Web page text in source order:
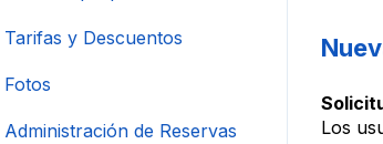
Los
Tarifas y Descuentos
Fotos
Administración de Reservas